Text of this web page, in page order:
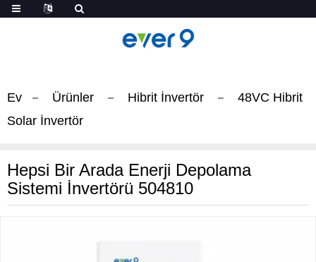
Ev Ürünler Hibrit İnvertör
48VC Hibrit
Solar İnvertör
Hepsi Bir Arada Enerji Depolama
Sistemi İnvertörü 504810